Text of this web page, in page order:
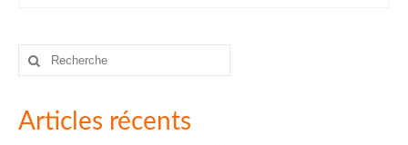
Rechercher
Articles récents